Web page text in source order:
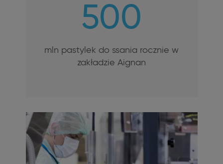
500
mln pastylek do ssania rocznie w
zakładzie Aignan